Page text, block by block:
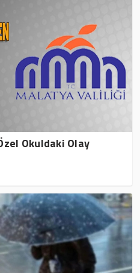
Okuldaki Olay